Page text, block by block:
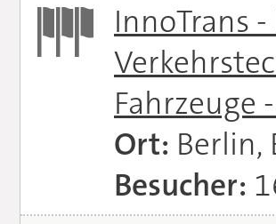
InnoTrans
Fahrzeuge
Ort: Berlin,
Besucher: